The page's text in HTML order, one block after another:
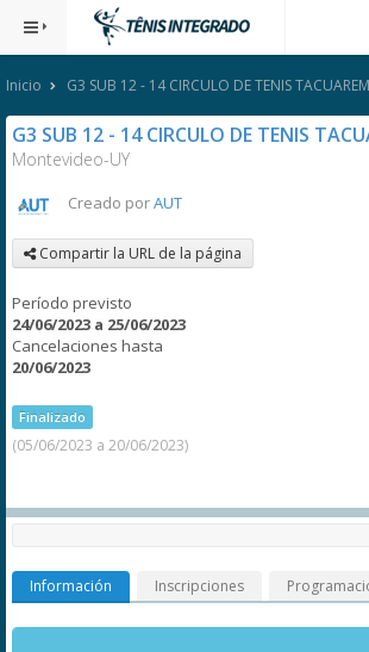
Inicio G3 SUB 12 - 14 CIRCULO DE TENIS
G3 SUB 12 - 14 CIRCULO DE TENIS
Montevideo-UY
Creado porAUT
Compartir la URL de la página
Período previsto
24/06/2023 a 25/06/2023
Cancelaciones hasta
20/06/2023
Finalizado
(05/06/2023 a 20/06/2023)
Información Inscripciones